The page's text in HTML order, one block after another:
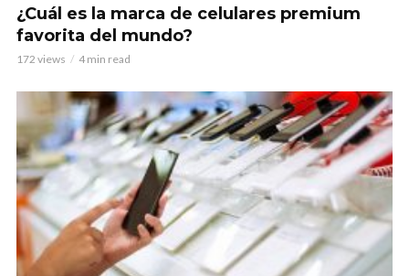
¿Cuál es la marca de celulares premium
favorita del mundo?
172 views 4 min read